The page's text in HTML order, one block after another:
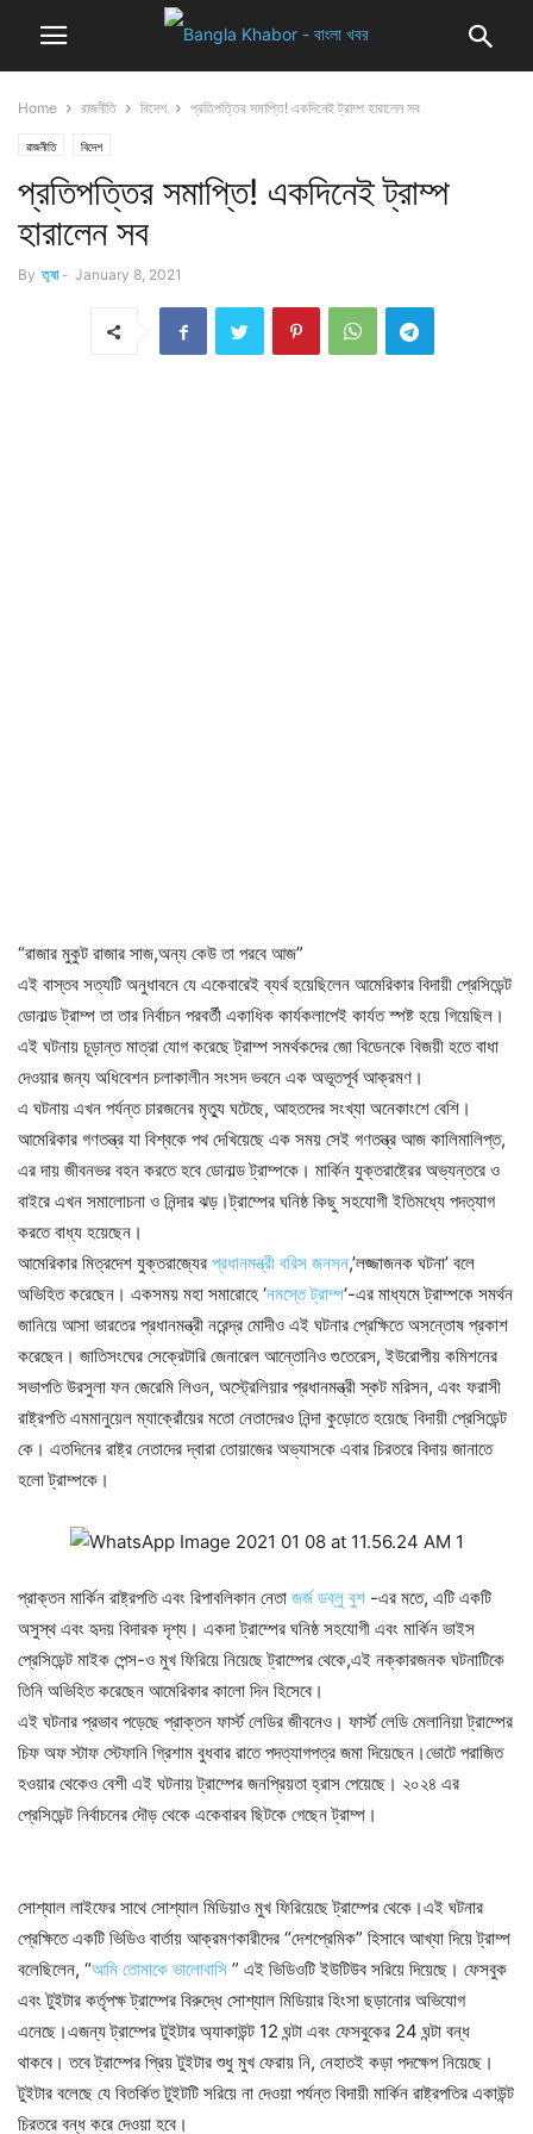
Home রাজনীতি বিদেশ প্রতিপত্তির সমাপ্তি! একদিনেই ট্রাম্প হারালেন সব
রাজনীতি বিদেশ
প্রতিপত্তির সমাপ্তি! একদিনেই ট্রাম্প
হারালেন সব
By তৃষা - January 8, 2021
“রাজার মুকুট রাজার সাজ,অন্য কেউ তা পরবে আজ”
এই বাস্তব সত্যটি অনুধাবনে যে একেবারেই ব্যর্থ হয়েছিলেন আমেরিকার বিদায়ী প্রেসিডেন্ট
ডোনাল্ড ট্রাম্প তা তার নির্বাচন পরবর্তী একাধিক কার্যকলাপেই কার্যত স্পষ্ট হয়ে গিয়েছিল।
এই ঘটনায় চূড়ান্ত মাত্রা যোগ করেছে ট্রাম্প সমর্থকদের জো বিডেনকে বিজয়ী হতে বাধা
দেওয়ার জন্য অধিবেশন চলাকালীন সংসদ ভবনে এক অভূতপূর্ব আক্রমণ।
এ ঘটনায় এখন পর্যন্ত চারজনের মৃত্যু ঘটেছে, আহতদের সংখ্যা অনেকাংশে বেশি।
আমেরিকার গণতন্ত্র যা বিশ্বকে পথ দেখিয়েছে এক সময় সেই গণতন্ত্র আজ কালিমালিপ্ত,
এর দায় জীবনভর বহন করতে হবে ডোনাল্ড ট্রাম্পকে। মার্কিন যুক্তরাষ্ট্রের অভ্যন্তরে ও
বাইরে এখন সমালোচনা ও নিন্দার ঝড়।ট্রাম্পের ঘনিষ্ঠ কিছু সহযোগী ইতিমধ্যে পদত্যাগ
করতে বাধ্য হয়েছেন।
আমেরিকার মিত্রদেশ যুক্তরাজ্যের প্রধানমন্ত্রী বরিস জনসন,’লজ্জাজনক ঘটনা’ বলে
অভিহিত করেছেন। একসময় মহা সমারোহে ‘নমস্তে ট্রাম্প‘-এর মাধ্যমে ট্রাম্পকে সমর্থন
জানিয়ে আসা ভারতের প্রধানমন্ত্রী নরেন্দ্র মোদীও এই ঘটনার প্রেক্ষিতে অসন্তোষ প্রকাশ
করেছেন। জাতিসংঘের সেক্রেটারি জেনারেল আন্তোনিও গুতেরেস, ইউরোপীয় কমিশনের
সভাপতি উরসুলা ফন জেরেমি লিওন, অস্ট্রেলিয়ার প্রধানমন্ত্রী স্কট মরিসন, এবং ফরাসী
রাষ্ট্রপতি এমমানুয়েল ম্যাক্রোঁয়ের মতো নেতাদেরও নিন্দা কুড়োতে হয়েছে বিদায়ী প্রেসিডেন্ট
কে। এতদিনের রাষ্ট্র নেতাদের দ্বারা তোয়াজের অভ্যাসকে এবার চিরতরে বিদায় জানাতে
হলো ট্রাম্পকে।
প্রাক্তন মার্কিন রাষ্ট্রপতি এবং রিপাবলিকান নেতা জর্জ ডব্লু বুশ -এর মতে, এটি একটি
অসুস্থ এবং হৃদয় বিদারক দৃশ্য। একদা ট্রাম্পের ঘনিষ্ঠ সহযোগী এবং মার্কিন ভাইস
প্রেসিডেন্ট মাইক পেন্স-ও মুখ ফিরিয়ে নিয়েছে ট্রাম্পের থেকে,এই নক্কারজনক ঘটনাটিকে
তিনি অভিহিত করেছেন আমেরিকার কালো দিন হিসেবে।
এই ঘটনার প্রভাব পড়েছে প্রাক্তন ফার্স্ট লেডির জীবনেও। ফার্স্ট লেডি মেলানিয়া ট্রাম্পের
চিফ অফ স্টাফ স্টেফানি গ্রিশাম বুধবার রাতে পদত্যাগপত্র জমা দিয়েছেন।ভোটে পরাজিত
হওয়ার থেকেও বেশী এই ঘটনায় ট্রাম্পের জনপ্রিয়তা হ্রাস পেয়েছে। ২০২৪ এর
প্রেসিডেন্ট নির্বাচনের দৌড় থেকে একেবারব ছিটকে গেছেন ট্রাম্প।
সোশ্যাল লাইফের সাথে সোশ্যাল মিডিয়াও মুখ ফিরিয়েছে ট্রাম্পের থেকে।এই ঘটনার
প্রেক্ষিতে একটি ভিডিও বার্তায় আক্রমণকারীদের “দেশপ্রেমিক” হিসাবে আখ্যা দিয়ে ট্রাম্প
বলেছিলেন, “আমি তোমাকে ভালোবাসি ” এই ভিডিওটি ইউটিউব সরিয়ে দিয়েছে। ফেসবুক
এবং টুইটার কর্তৃপক্ষ ট্রাম্পের বিরুদ্ধে সোশ্যাল মিডিয়ার হিংসা ছড়ানোর অভিযোগ
এনেছে।এজন্য ট্রাম্পের টুইটার অ্যাকাউন্ট 12 ঘন্টা এবং ফেসবুকের 24 ঘন্টা বন্ধ
থাকবে। তবে ট্রাম্পের প্রিয় টুইটার শুধু মুখ ফেরায় নি, নেহাতই কড়া পদক্ষেপ নিয়েছে।
টুইটার বলেছে যে বিতর্কিত টুইটটি সরিয়ে না দেওয়া পর্যন্ত বিদায়ী মার্কিন রাষ্ট্রপতির একাউন্ট
চিরতরে বন্ধ করে দেওয়া হবে।